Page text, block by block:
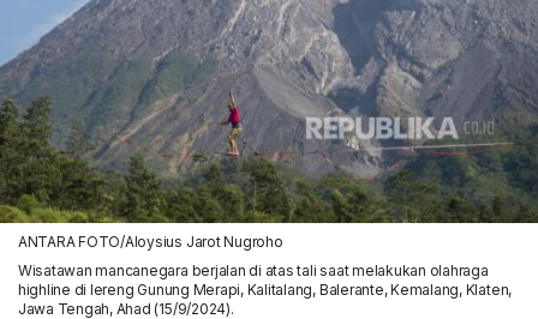
ANTARA FOTO/Aloysius Jarot Nugroho
Wisatawan mancanegara berjalan di atas tali saat melakukan olahraga
highline di lereng Gunung Merapi, Kalitalang, Balerante, Kemalang, Klaten,
Jawa Tengah, Ahad (15/9/2024).